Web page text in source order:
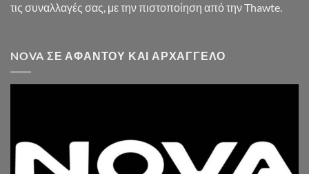
τις συναλλαγές σας, με την πιστοποίηση από την Thawte.
NOVA ΣΕ ΑΦΆΝΤΟΥ ΚΑΙ ΑΡΧΆΓΓΕΛΟ